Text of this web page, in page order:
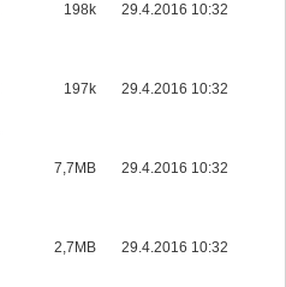
198k 29.4.2016 10:32
197k 29.4.2016 10:32
7,7MB 29.4.2016 10:32
2,7MB 29.4.2016 10:32